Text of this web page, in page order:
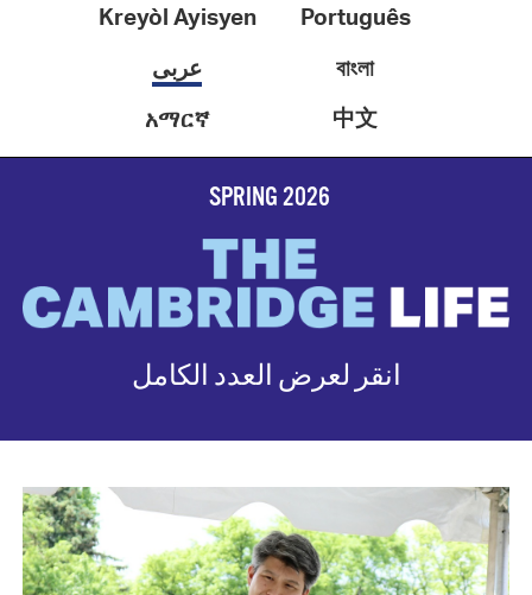
Kreyòl Ayisyen
Português
عربى
বাংলা
አማርኛ
中文
SPRING 2026
انقر لعرض العدد الكامل